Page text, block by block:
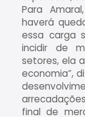
Para
haverá
essa carga
incidir de
setores, ela
economia”,
final de